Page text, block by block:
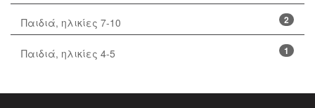
2
Παιδιά, ηλικίες 7-10
1
Παιδιά, ηλικίες 4-5